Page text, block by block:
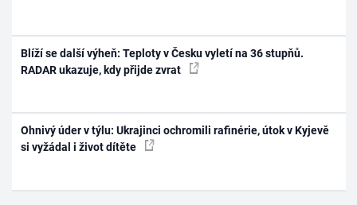
Blíží se další výheň: Teploty v Česku vyletí na 36 stupňů.
RADAR ukazuje, kdy přijde zvrat
Ohnivý úder v týlu: Ukrajinci ochromili rafinérie, útok v Kyjevě
si vyžádal i život dítěte